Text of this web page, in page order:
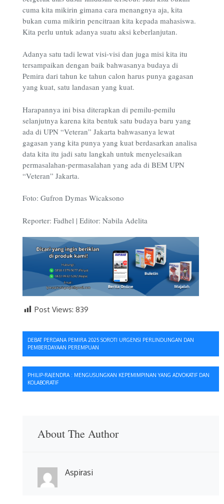
cuma kita mikirin gimana cara menangnya aja, kita
bukan cuma mikirin pencitraan kita kepada mahasiswa.
Kita perlu untuk adanya suatu aksi keberlanjutan.
Adanya satu tadi lewat visi-visi dan juga misi kita itu
tersampaikan dengan baik bahwasanya budaya di
Pemira dari tahun ke tahun calon harus punya gagasan
yang kuat, satu landasan yang kuat.
Harapannya ini bisa diterapkan di pemilu-pemilu
selanjutnya karena kita bentuk satu budaya baru yang
ada di UPN “Veteran” Jakarta bahwasanya lewat
gagasan yang kita punya yang kuat berdasarkan analisa
data kita itu jadi satu langkah untuk menyelesaikan
permasalahan-permasalahan yang ada di BEM UPN
“Veteran” Jakarta.
Foto: Gufron Dymas Wicaksono
Reporter: Fadhel | Editor: Nabila Adelita
Post Views: 839
Navigasi
pos
DEBAT PERDANA PEMIRA 2025 SOROTI URGENSI PERLINDUNGAN DAN
PEMBERDAYAAN PEREMPUAN
PHILIP-RAJENDRA : MENGUSUNGKAN KEPEMIMPINAN YANG ADVOKATIF DAN
KOLABORATIF
About The Author
Aspirasi